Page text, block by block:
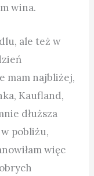
wina.
ale też w
mam najbliżej,
Kaufland,
dłuższa
pobliżu,
więc